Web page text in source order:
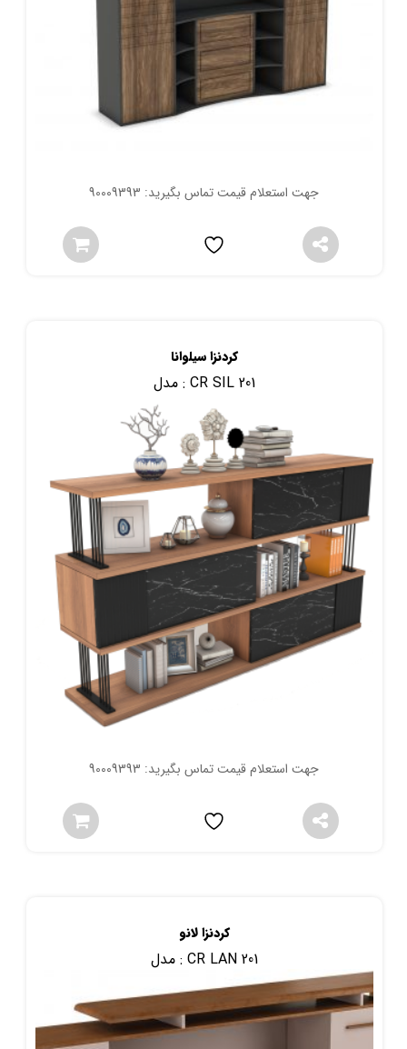
جهت استعلام قیمت تماس بگیرید: 90009393
کردنزا سیلوانا
مدل : CR SIL 201
جهت استعلام قیمت تماس بگیرید: 90009393
کردنزا لانو
مدل : CR LAN 201